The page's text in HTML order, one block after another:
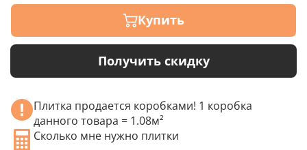
Купить
Получить скидку
Плитка продается коробками! 1 коробка
данного товара = 1.08м²
Сколько мне нужно плитки